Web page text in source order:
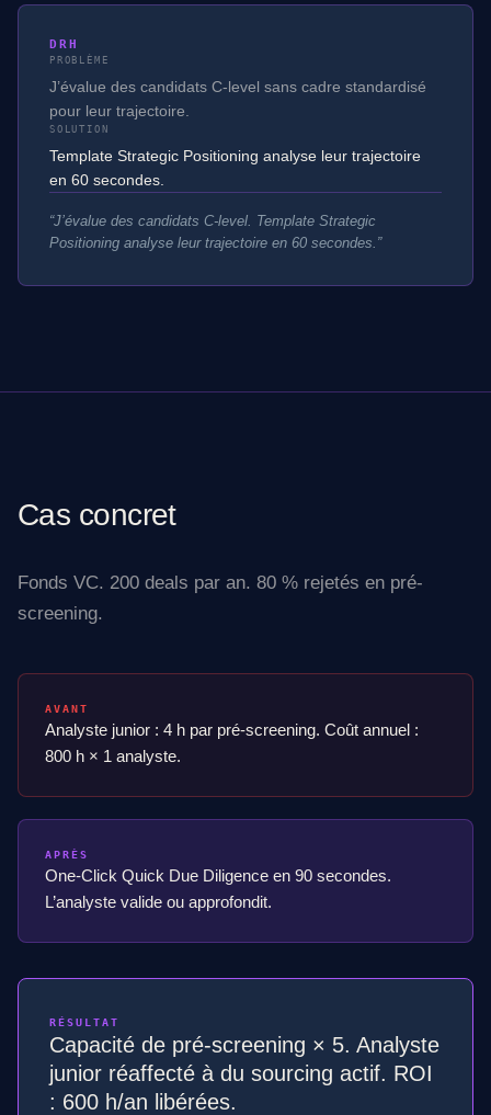
DRH
PROBLÈME
J’évalue des candidats C-level sans cadre standardisé
pour leur trajectoire.
SOLUTION
Template Strategic Positioning analyse leur trajectoire
en 60 secondes.
“J’évalue des candidats C-level. Template Strategic
Positioning analyse leur trajectoire en 60 secondes. ”
Cas concret
Fonds VC. 200 deals par an. 80 % rejetés en pré-
screening.
AVANT
Analyste junior : 4 h par pré-screening. Coût annuel :
800 h × 1 analyste.
APRÈS
One-Click Quick Due Diligence en 90 secondes.
L’analyste valide ou approfondit.
RÉSULTAT
Capacité de pré-screening × 5. Analyste
junior réaffecté à du sourcing actif. ROI
: 600 h/an libérées.